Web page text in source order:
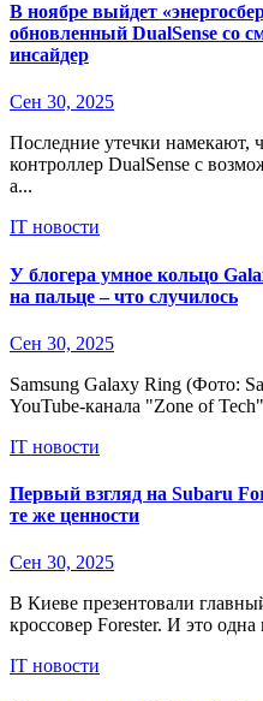
В ноябре выйдет
обновленный DualSense со
инсайдер
Сен 30, 2025
Последние утечки намекают, что в ноябре Sony представит
контроллер DualSense с
а...
IT новости
У блогера умное кольцо
на пальце – что случилось
Сен 30, 2025
Samsung Galaxy Ring (Фото: Samsung) Блогер Даниэль Ротар с
YouTube-канала "Zone of
IT новости
Первый взгляд на Subaru
те же ценности
Сен 30, 2025
В Киеве презентовали главный автомобиль бренда Subaru —
кроссовер Forester. И это одна
IT новости